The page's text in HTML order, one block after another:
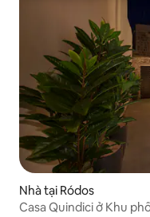
Nhà tại Ródos
Casa Quindici ở Khu